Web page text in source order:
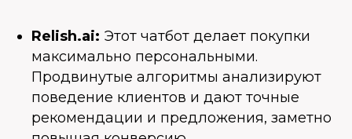
Relish.ai: Этот чатбот делает покупки
максимально персональными.
Продвинутые алгоритмы анализируют
поведение клиентов и дают точные
рекомендации и предложения, заметно